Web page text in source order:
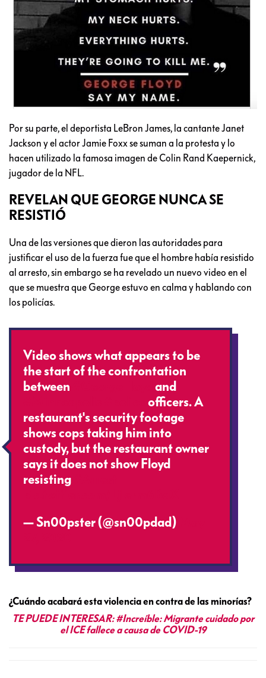
Por su parte, el deportista LeBron James, la cantante Janet
Jackson y el actor Jamie Foxx se suman a la protesta y lo
hacen utilizado la famosa imagen de Colin Rand Kaepernick,
jugador de la NFL.
REVELAN QUE GEORGE NUNCA SE
RESISTIÓ
Una de las versiones que dieron las autoridades para
justificar el uso de la fuerza fue que el hombre había resistido
al arresto, sin embargo se ha revelado un nuevo video en el
que se muestra que George estuvo en calma y hablando con
los policías.
Video shows what appears to be
the start of the confrontation
between
and
officers. A
restaurant's security footage
shows cops taking him into
custody, but the restaurant owner
says it does not show Floyd
resisting
— Sn00pster (@sn00pdad)
¿Cuándo acabará esta violencia en contra de las minorías?
TE PUEDE INTERESAR:#Increíble: Migrante cuidado por
el ICE fallece a causa de COVID-19